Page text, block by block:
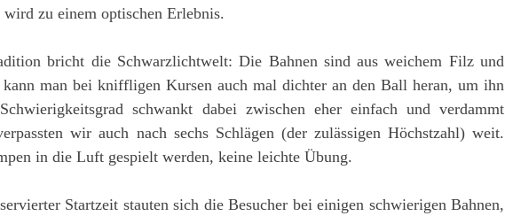
zu einem optischen Erlebnis.
bricht die Schwarzlichtwelt: Die Bahnen sind aus weichem Filz und
man bei kniffligen Kursen auch mal dichter an den Ball heran, um ihn
schwankt dabei zwischen eher einfach und verdammt
wir auch nach sechs Schlägen (der zulässigen Höchstzahl) weit.
in die Luft gespielt werden, keine leichte Übung.
Startzeit stauten sich die Besucher bei einigen schwierigen Bahnen,